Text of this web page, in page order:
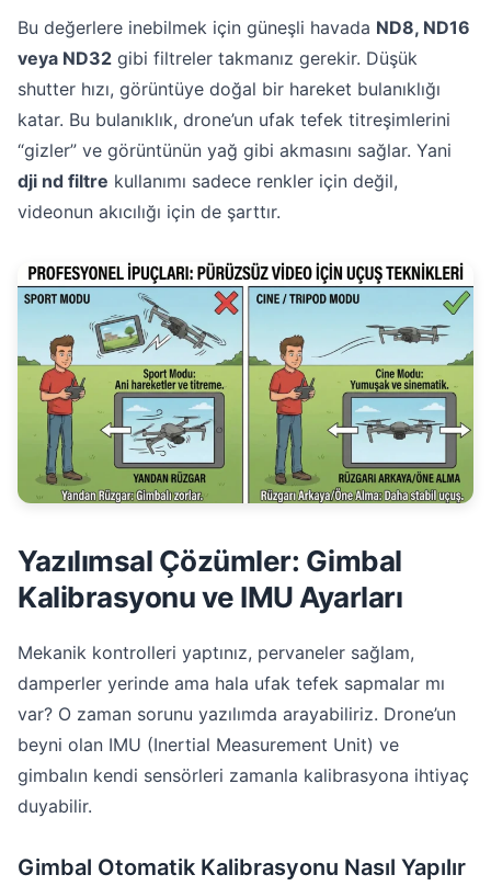
Bu değerlere inebilmek için güneşli havada ND8, ND16
veya ND32 gibi filtreler takmanız gerekir. Düşük
shutter hızı, görüntüye doğal bir hareket bulanıklığı
katar. Bu bulanıklık, drone’un ufak tefek titreşimlerini
“gizler” ve görüntünün yağ gibi akmasını sağlar. Yani
dji nd filtre kullanımı sadece renkler için değil,
videonun akıcılığı için de şarttır.
Yazılımsal Çözümler: Gimbal
Kalibrasyonu ve IMU Ayarları
Mekanik kontrolleri yaptınız, pervaneler sağlam,
damperler yerinde ama hala ufak tefek sapmalar mı
var? O zaman sorunu yazılımda arayabiliriz. Drone’un
beyni olan IMU (Inertial Measurement Unit) ve
gimbalın kendi sensörleri zamanla kalibrasyona ihtiyaç
duyabilir.
Gimbal Otomatik Kalibrasyonu Nasıl Yapılır